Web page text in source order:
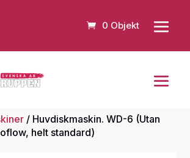
0 Objekt
/ Huvdiskmaskin. WD-6 (Utan
helt standard)